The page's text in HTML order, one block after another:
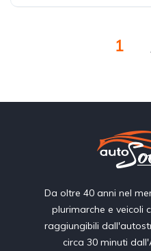
1
Da oltre 40 anni nel
plurimarche e veicoli
raggiungibili
circa 30 minuti